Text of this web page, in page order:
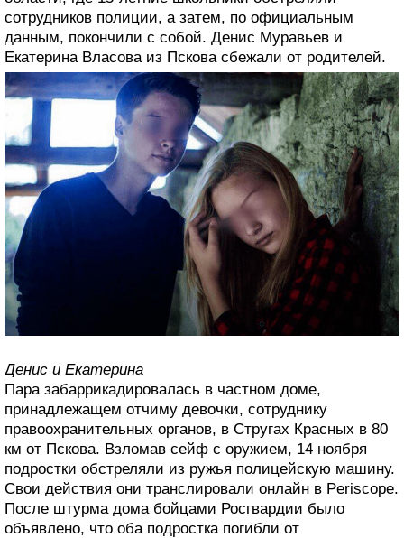
сотрудников полиции, а затем, по официальным
данным, покончили с собой. Денис Муравьев и
Екатерина Власова из Пскова сбежали от родителей.
Денис и Екатерина
Пара забаррикадировалась в частном доме,
принадлежащем отчиму девочки, сотруднику
правоохранительных органов, в Стругах Красных в 80
км от Пскова. Взломав сейф с оружием, 14 ноября
подростки обстреляли из ружья полицейскую машину.
Свои действия они транслировали онлайн в Periscope.
После штурма дома бойцами Росгвардии было
объявлено, что оба подростка погибли от